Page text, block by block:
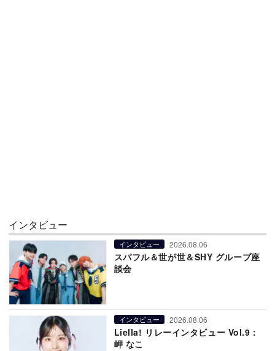
インタビュー
インタビュー 2026.08.06
スパフル＆世が世＆SHY グループ座
談会
インタビュー 2026.08.06
Liella! リレーインタビュー Vol.9：
岬 なこ